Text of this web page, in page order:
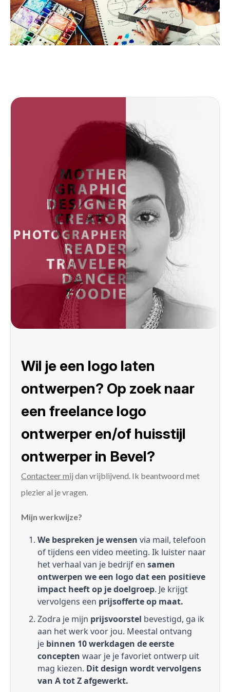
Wil je een logo laten
ontwerpen? Op zoek naar
een freelance logo
ontwerper en/of huisstijl
ontwerper in Bevel?
Contacteer mij dan vrijblijvend. Ik beantwoord met
plezier al je vragen.
Mijn werkwijze?
We bespreken je wensen via mail, telefoon
of tijdens een video meeting. Ik luister naar
het verhaal van je bedrijf en samen
ontwerpen we een logo dat een positieve
impact heeft op je doelgroep. Je krijgt
vervolgens een prijsofferte op maat.
Zodra je mijn prijsvoorstel bevestigd, ga ik
aan het werk voor jou. Meestal ontvang
je binnen 10 werkdagen de eerste
concepten waar je je favoriet ontwerp uit
mag kiezen. Dit design wordt vervolgens
van A tot Z afgewerkt.